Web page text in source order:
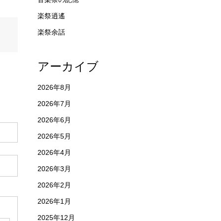
楽祭逍遙
楽祭余話
アーカイブ
2026年8月
2026年7月
2026年6月
2026年5月
2026年4月
2026年3月
2026年2月
2026年1月
2025年12月